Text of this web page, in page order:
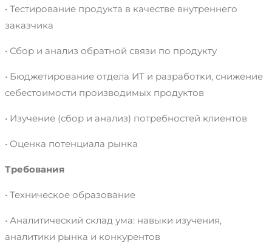
• Тестирование продукта в качестве внутреннего
заказчика
• Сбор и анализ обратной связи по продукту
• Бюджетирование отдела ИТ и разработки, снижение
себестоимости производимых продуктов
• Изучение (сбор и анализ) потребностей клиентов
• Оценка потенциала рынка
Требования
• Техническое образование
• Аналитический склад ума: навыки изучения,
аналитики рынка и конкурентов